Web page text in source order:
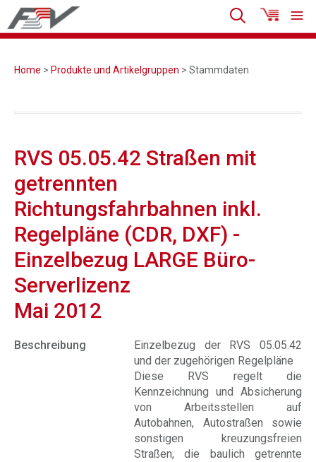
Home > Produkte und Artikelgruppen > Stammdaten
RVS 05.05.42 Straßen mit
getrennten
Richtungsfahrbahnen inkl.
Regelpläne (CDR, DXF) -
Einzelbezug LARGE Büro-
Serverlizenz
Mai 2012
Beschreibung
Einzelbezug der RVS 05.05.42
und der zugehörigen Regelpläne
Diese RVS regelt die
Kennzeichnung und Absicherung
von Arbeitsstellen auf
Autobahnen, Autostraßen sowie
sonstigen kreuzungsfreien
Straßen, die baulich getrennte